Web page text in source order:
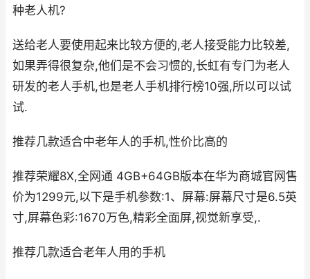
种老人机?
送给老人要使用起来比较方便的,老人接受能力比较差,
如果弄得很复杂,他们是不会习惯的,长虹有专门为老人
研发的老人手机,也是老人手机排行榜10强,所以可以试
试.
推荐几款适合中老年人的手机,性价比高的
推荐荣耀8X,全网通 4GB+64GB版本在华为商城官网售
价为1299元,以下是手机参数:1、屏幕:屏幕尺寸是6.5英
寸,屏幕色彩:1670万色,精彩全面屏,视觉新享受,.
推荐几款适合老年人用的手机